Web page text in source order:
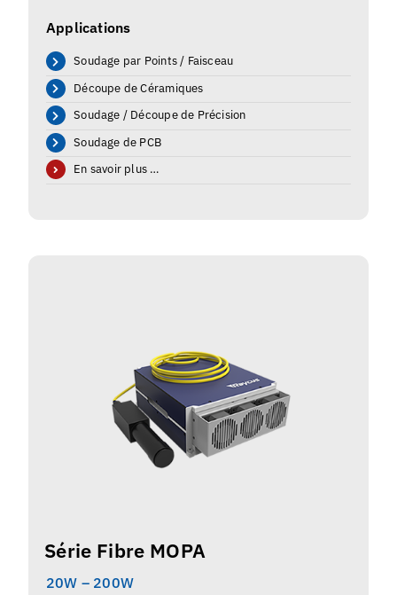
Applications
Soudage par Points / Faisceau
Découpe de Céramiques
Soudage / Découpe de Précision
Soudage de PCB
En savoir plus …
Série Fibre MOPA
20W – 200W